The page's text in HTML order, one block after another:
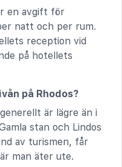
en avgift för
natt och per rum.
reception vid
på hotellets
på Rhodos?
är lägre än i
stan och Lindos
av turismen, får
man äter ute.